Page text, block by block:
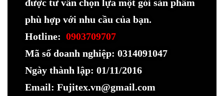
được tư vấn chọn lựa một gói sản phẩm
phù hợp với nhu cầu của bạn.
Hotline: 0903709707
Mã số doanh nghiệp: 0314091047
Ngày thành lập: 01/11/2016
Email: Fujitex.vn@gmail.com